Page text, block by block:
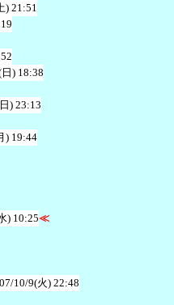
) 21:51
) 18:38
) 23:13
) 19:44
) 10:25≪
07/10/9(火) 22:48